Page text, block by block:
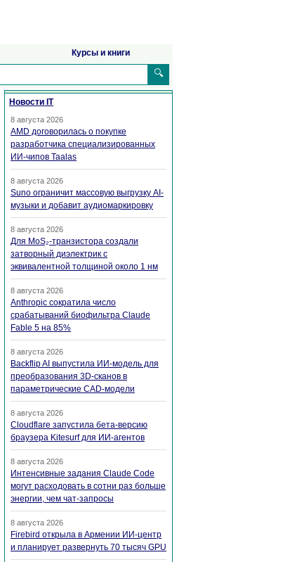
Курсы и книги
🔍
Новости IT
8 августа 2026
AMD договорилась о покупке
разработчика специализированных
ИИ-чипов Taalas
8 августа 2026
Suno ограничит массовую выгрузку AI-
музыки и добавит аудиомаркировку
8 августа 2026
Для MoS₂-транзистора создали
затворный диэлектрик с
эквивалентной толщиной около 1 нм
8 августа 2026
Anthropic сократила число
срабатываний биофильтра Claude
Fable 5 на 85%
8 августа 2026
Backflip AI выпустила ИИ-модель для
преобразования 3D-сканов в
параметрические CAD-модели
8 августа 2026
Cloudflare запустила бета-версию
браузера Kitesurf для ИИ-агентов
8 августа 2026
Интенсивные задания Claude Code
могут расходовать в сотни раз больше
энергии, чем чат-запросы
8 августа 2026
Firebird открыла в Армении ИИ-центр
и планирует развернуть 70 тысяч GPU